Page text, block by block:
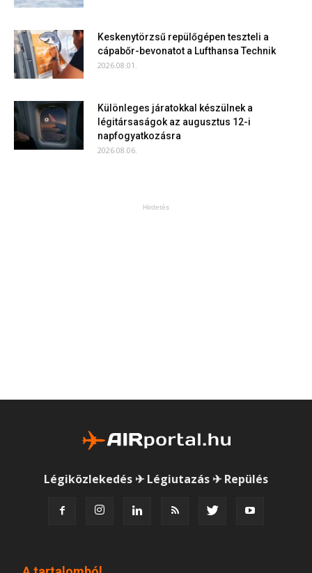
Keskenytörzsű repülőgépen teszteli a
cápabőr-bevonatot a Lufthansa Technik
2026.08.01.
Különleges járatokkal készülnek a
légitársaságok az augusztus 12-i
napfogyatkozásra
2026.08.06.
Hirdetés
Légiközlekedés ✈ Légiutazás ✈ Repülés